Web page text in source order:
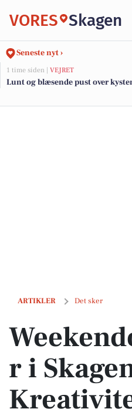
VORES Skagen
Seneste nyt ›
1 time siden | VEJRET
Lunt og blæsende pust over
ARTIKLER Det sker
Weekendoplevelser i Skagen:
r i